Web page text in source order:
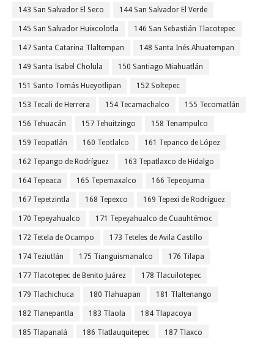
143 San Salvador El Seco 144 San Salvador El Verde
145 San Salvador Huixcolotla 146 San Sebastián Tlacotepec
147 Santa Catarina Tlaltempan 148 Santa Inés Ahuatempan
149 Santa Isabel Cholula 150 Santiago Miahuatlán
151 Santo Tomás Hueyotlipan 152 Soltepec
153 Tecali de Herrera 154 Tecamachalco 155 Tecomatlán
156 Tehuacán 157 Tehuitzingo 158 Tenampulco
159 Teopatlán 160 Teotlalco 161 Tepanco de López
162 Tepango de Rodríguez 163 Tepatlaxco de Hidalgo
164 Tepeaca 165 Tepemaxalco 166 Tepeojuma
167 Tepetzintla 168 Tepexco 169 Tepexi de Rodríguez
170 Tepeyahualco 171 Tepeyahualco de Cuauhtémoc
172 Tetela de Ocampo 173 Teteles de Avila Castillo
174 Teziutlán 175 Tianguismanalco 176 Tilapa
177 Tlacotepec de Benito Juárez 178 Tlacuilotepec
179 Tlachichuca 180 Tlahuapan 181 Tlaltenango
182 Tlanepantla 183 Tlaola 184 Tlapacoya
185 Tlapanalá 186 Tlatlauquitepec 187 Tlaxco